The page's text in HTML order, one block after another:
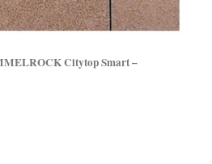
Citytop Smart –